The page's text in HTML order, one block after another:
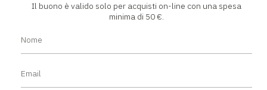
Il buono è valido solo per acquisti on-line con una spesa
minima di 50 €.
ISCRIVITI